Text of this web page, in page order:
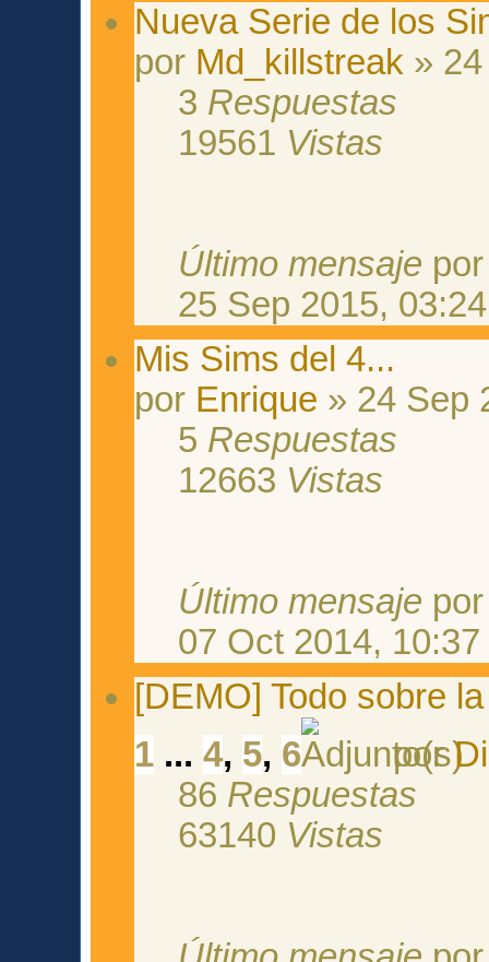
Nueva Serie de los
por Md_killstreak »
3 Respuestas
19561 Vistas
Último mensaje
25 Sep 2015, 03:24
Mis Sims del 4...
por Enrique » 24 Sep
5 Respuestas
12663 Vistas
Último mensaje
07 Oct 2014, 10:37
[DEMO] Todo sobre
1 ...4, 5, 6 por
86 Respuestas
63140 Vistas